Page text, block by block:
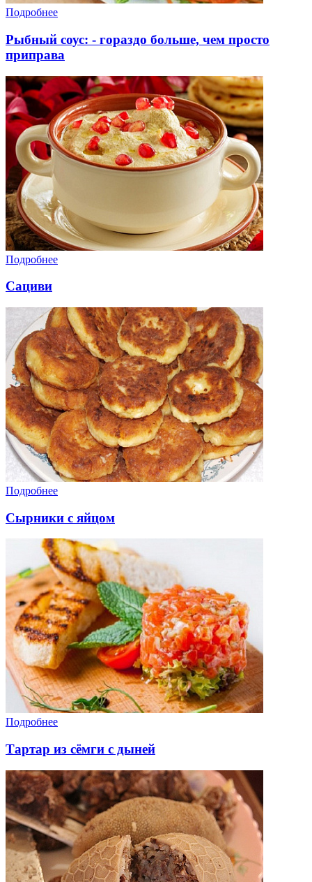
Подробнее
Рыбный соус: - гораздо больше, чем просто
приправа
Подробнее
Сациви
Подробнее
Сырники с яйцом
Подробнее
Тартар из сёмги с дыней